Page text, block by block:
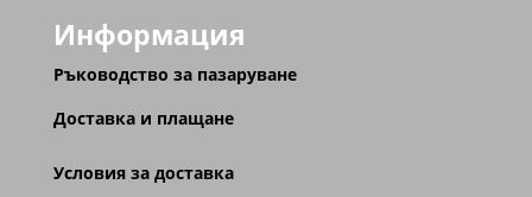
Информация
Ръководство за пазаруване
Доставка и плащане
Условия за доставка